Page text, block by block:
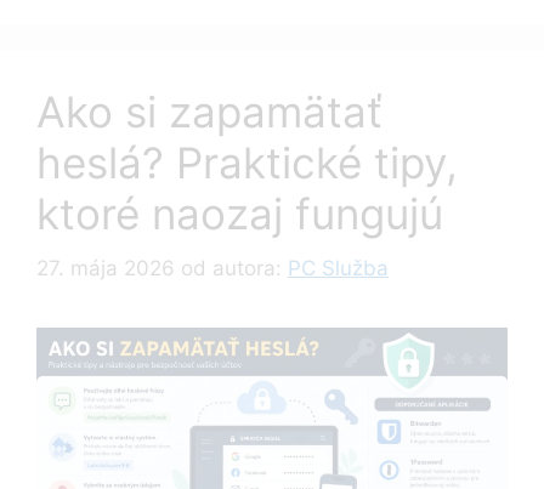
Ako si zapamätať
heslá? Praktické tipy,
ktoré naozaj fungujú
27. mája 2026 od autora: PC Služba